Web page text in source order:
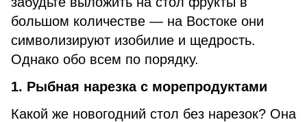
большом количестве — на Востоке они
символизируют изобилие и щедрость.
Однако обо всем по порядку.
1. Рыбная нарезка с морепродуктами
Какой же новогодний стол без нарезок? Она